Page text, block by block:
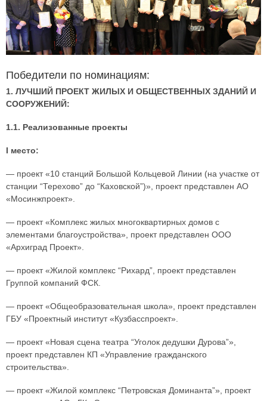
Победители по номинациям:
1. ЛУЧШИЙ ПРОЕКТ ЖИЛЫХ И ОБЩЕСТВЕННЫХ ЗДАНИЙ И
СООРУЖЕНИЙ:
1.1. Реализованные проекты
I место:
— проект «10 станций Большой Кольцевой Линии (на участке от
станции “Терехово” до “Каховской”)», проект представлен АО
«Мосинжпроект».
— проект «Комплекс жилых многоквартирных домов с
элементами благоустройства», проект представлен ООО
«Архиград Проект».
— проект «Жилой комплекс “Рихард”, проект представлен
Группой компаний ФСК.
— проект «Общеобразовательная школа», проект представлен
ГБУ «Проектный институт «Кузбасспроект».
— проект «Новая сцена театра “Уголок дедушки Дурова”»,
проект представлен КП «Управление гражданского
строительства».
— проект «Жилой комплекс “Петровская Доминанта”», проект